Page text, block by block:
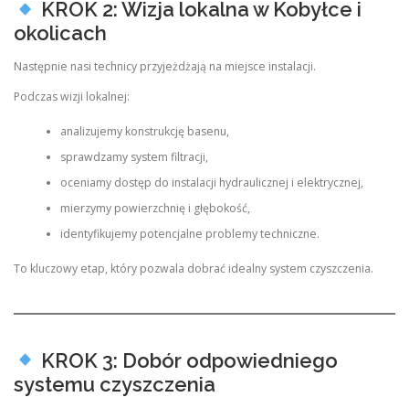
KROK 2: Wizja lokalna w Kobyłce i
okolicach
Następnie nasi technicy przyjeżdżają na miejsce instalacji.
Podczas wizji lokalnej:
analizujemy konstrukcję basenu,
sprawdzamy system filtracji,
oceniamy dostęp do instalacji hydraulicznej i elektrycznej,
mierzymy powierzchnię i głębokość,
identyfikujemy potencjalne problemy techniczne.
To kluczowy etap, który pozwala dobrać idealny system czyszczenia.
KROK 3: Dobór odpowiedniego
systemu czyszczenia